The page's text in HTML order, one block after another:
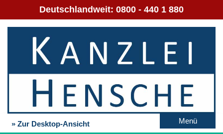
Deutschlandweit: 0800 - 440 1 880
» Zur Desktop-Ansicht Menü